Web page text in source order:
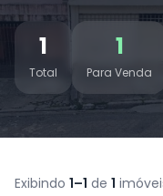
1
Total
1
Para Venda
Exibindo 1–1 de 1